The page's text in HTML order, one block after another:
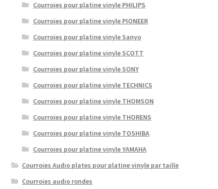
Courroies pour platine vinyle PHILIPS
Courroies pour platine vinyle PIONEER
Courroies pour platine vinyle Sanyo
Courroies pour platine vinyle SCOTT
Courroies pour platine vinyle SONY
Courroies pour platine vinyle TECHNICS
Courroies pour platine vinyle THOMSON
Courroies pour platine vinyle THORENS
Courroies pour platine vinyle TOSHIBA
Courroies pour platine vinyle YAMAHA
Courroies Audio plates pour platine vinyle par taille
Courroies audio rondes